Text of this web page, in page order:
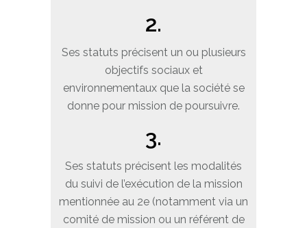
2.
Ses statuts précisent un ou plusieurs
objectifs sociaux et
environnementaux que la société se
donne pour mission de poursuivre.
3.
Ses statuts précisent les modalités
du suivi de l’exécution de la mission
mentionnée au 2e (notamment via un
comité de mission ou un référent de